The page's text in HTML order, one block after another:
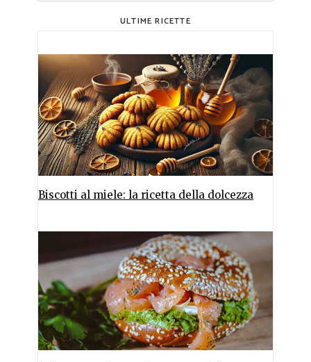
ULTIME RICETTE
Biscotti al miele: la ricetta della dolcezza